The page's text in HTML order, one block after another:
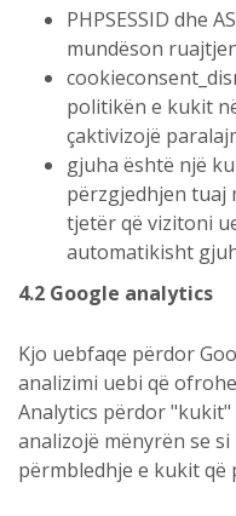
PHPSESSID dhe
mundëson
politikën e kukit
çaktivizojë
gjuha është një
përzgjedhjen tuaj
tjetër që vizitoni
automatikisht
4.2 Google analytics
Kjo uebfaqe përdor
analizimi uebi që
Analytics përdor
analizojë mënyrën se
përmbledhje e kukit që